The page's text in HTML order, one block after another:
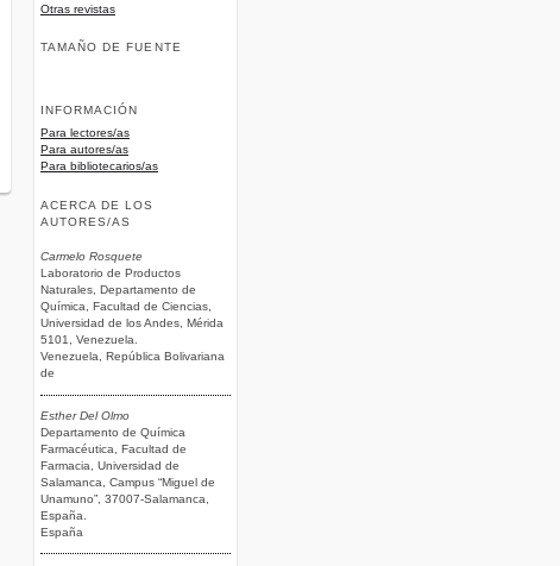
Otras revistas
TAMAÑO DE FUENTE
INFORMACIÓN
Para lectores/as
Para autores/as
Para bibliotecarios/as
ACERCA DE LOS
AUTORES/AS
Carmelo Rosquete
Laboratorio de Productos
Naturales, Departamento de
Química, Facultad de Ciencias,
Universidad de los Andes, Mérida
5101, Venezuela.
Venezuela, República Bolivariana
de
Esther Del Olmo
Departamento de Química
Farmacéutica, Facultad de
Farmacia, Universidad de
Salamanca, Campus “Miguel de
Unamuno”, 37007-Salamanca,
España.
España